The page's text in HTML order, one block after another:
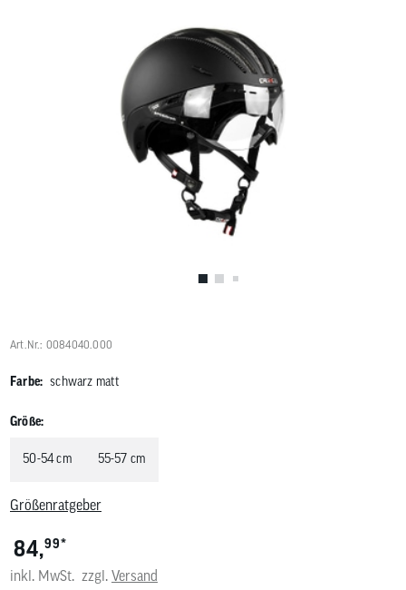
Art.Nr.: 0084040.000
Farbe: schwarz matt
Größe:
50-54 cm 55-57 cm
Größenratgeber
84,99*
inkl. MwSt. zzgl. Versand